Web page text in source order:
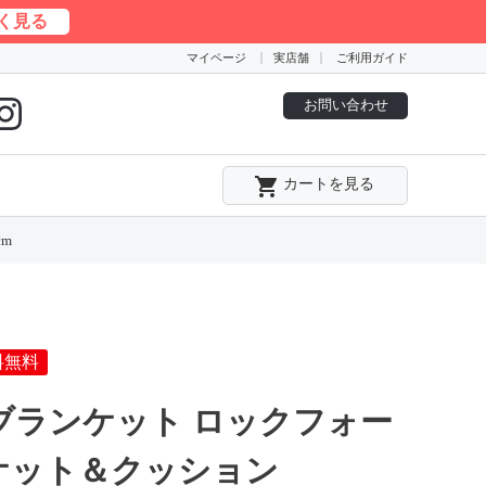
見る
マイページ 実店舗 ご利用ガイド
お問い合わせ
local_grocery_store カートを見る
無料
ランケット ロックフォー
ト＆クッション